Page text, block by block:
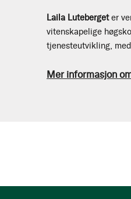
Laila Lutebergeter
vitenskapelige
tjenesteutvikling,
Mer informasjon